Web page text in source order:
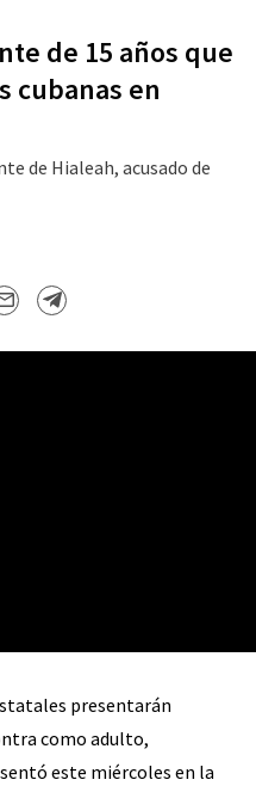
de 15 años que
cubanas en
de Hialeah, acusado de
presentarán
como adulto,
este miércoles en la